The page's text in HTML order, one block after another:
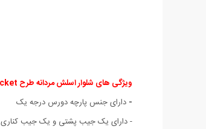
ویژگی های شلوار اسلش مردانه طرح Pocket :
- دارای جنس پارچه دورس درجه یک
- دارای یک جیب پشتی و یک جیب کناری